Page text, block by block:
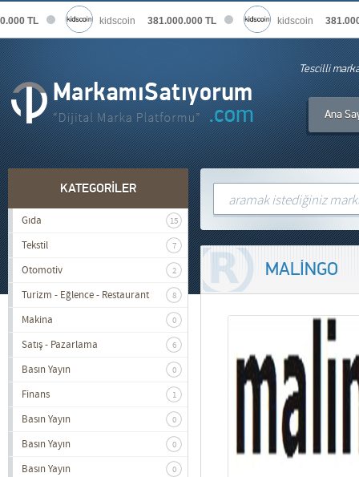
TL kidscoin 381.000.000 TL kidscoin
Tescilli
Ana
MALİNGO
KATEGORİLER
Gıda 15
Tekstil 7
Otomotiv 2
Turizm - Eğlence - Restaurant 8
Makina 0
Satış - Pazarlama 6
Basın Yayın 0
Finans 1
Basın Yayın 0
Basın Yayın 0
Basın Yayın 0